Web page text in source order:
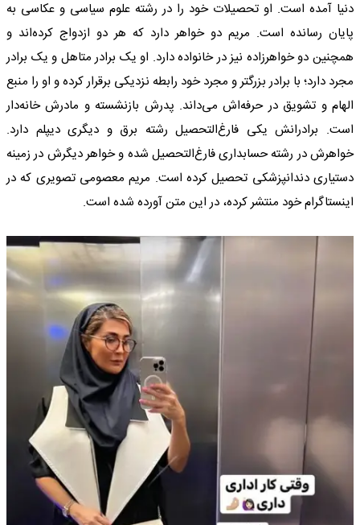
دنیا آمده است. او تحصیلات خود را در رشته علوم سیاسی و عکاسی به
پایان رسانده است. مریم دو خواهر دارد که هر دو ازدواج کرده‌اند و
همچنین دو خواهرزاده نیز در خانواده دارد. او یک برادر متاهل و یک برادر
مجرد دارد؛ با برادر بزرگتر و مجرد خود رابطه نزدیکی برقرار کرده و او را منبع
الهام و تشویق در حرفه‌اش می‌داند. پدرش بازنشسته و مادرش خانه‌دار
است. برادرانش یکی فارغ‌التحصیل رشته برق و دیگری دیپلم دارد.
خواهرش در رشته حسابداری فارغ‌التحصیل شده و خواهر دیگرش در زمینه
دستیاری دندانپزشکی تحصیل کرده است. مریم معصومی تصویری که در
اینستاگرام خود منتشر کرده، در این متن آورده شده است.